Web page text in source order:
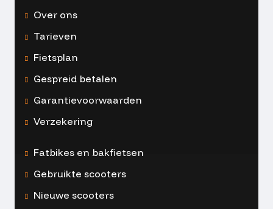
Over ons
Tarieven
Fietsplan
Gespreid betalen
Garantievoorwaarden
Verzekering
Fatbikes en bakfietsen
Gebruikte scooters
Nieuwe scooters